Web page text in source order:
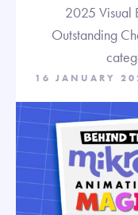
2025 Visual
Outstanding
16 JANUARY